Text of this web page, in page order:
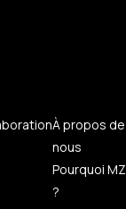
À propos de
nous
Pourquoi MZ
?